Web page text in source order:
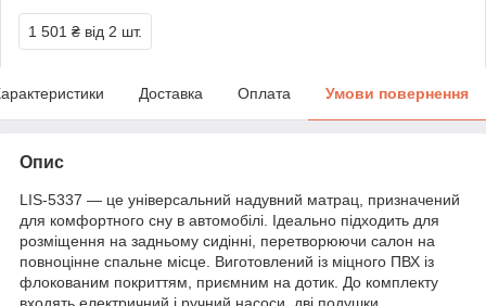
1 501 ₴ від 2 шт.
Доставка Оплата Умови повернення
Опис
LIS-5337 — це універсальний надувний матрац, призначений
для комфортного сну в автомобілі. Ідеально підходить для
розміщення на задньому сидінні, перетворюючи салон на
повноцінне спальне місце. Виготовлений із міцного ПВХ із
флокованим покриттям, приємним на дотик. До комплекту
входять електричний і ручний насоси, дві подушки,